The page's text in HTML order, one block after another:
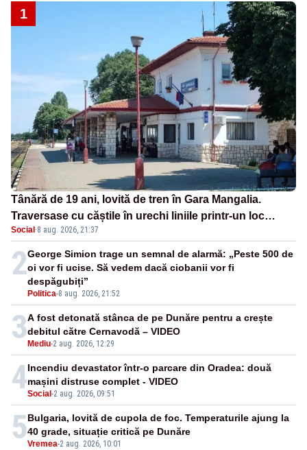
1
Tânără de 19 ani, lovită de tren în Gara Mangalia.
Traversase cu căștile în urechi liniile printr-un loc
nepermis
Social ·8 aug. 2026, 21:37
2
Politica-8 aug. 2026, 21:52
George Simion trage un semnal de alarmă: „Peste 500 de
oi vor fi ucise. Să vedem dacă ciobanii vor fi
despăgubiți”
3 Mediu-2 aug. 2026, 12:29
A fost detonată stânca de pe Dunăre pentru a crește
debitul către Cernavodă – VIDEO
4Social -2 aug. 2026, 09:51
Incendiu devastator într-o parcare din Oradea: două
mașini distruse complet - VIDEO
5Vremea-2 aug. 2026, 10:01
Bulgaria, lovită de cupola de foc. Temperaturile ajung la
40 grade, situație critică pe Dunăre